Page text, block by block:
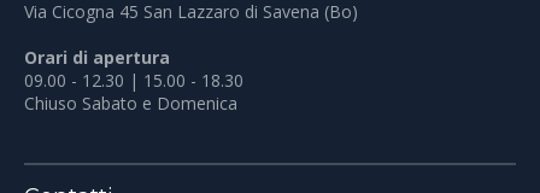
Via Cicogna 45 San Lazzaro di Savena (Bo)
Orari di apertura
09.00 - 12.30 | 15.00 - 18.30
Chiuso Sabato e Domenica